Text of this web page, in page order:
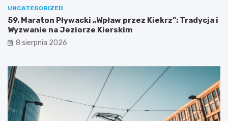
m
a
l
w
i
c
z
e
j
e
o
r
i
G
i
n
y
K
o
s
UNCATEGORIZED
59. Maraton Pływacki „Wpław przez Kiekrz”: Tradycja i
Wyzwanie na Jeziorze Kierskim
8 sierpnia 2026